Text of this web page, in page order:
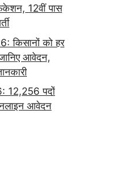
12वीं पास
किसानों को हर
आवेदन,
12,256 पदों
आवेदन